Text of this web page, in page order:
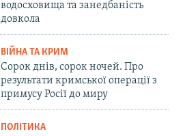
водосховища та занедбаність
довкола
ВІЙНА ТА КРИМ
Сорок днів, сорок ночей. Про
результати кримської операції з
примусу Росії до миру
ПОЛІТИКА